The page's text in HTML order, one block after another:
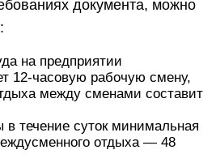
документа, можно
на предприятии
12-часовую рабочую смену,
между сменами составит
в течение суток минимальная
отдыха — 48